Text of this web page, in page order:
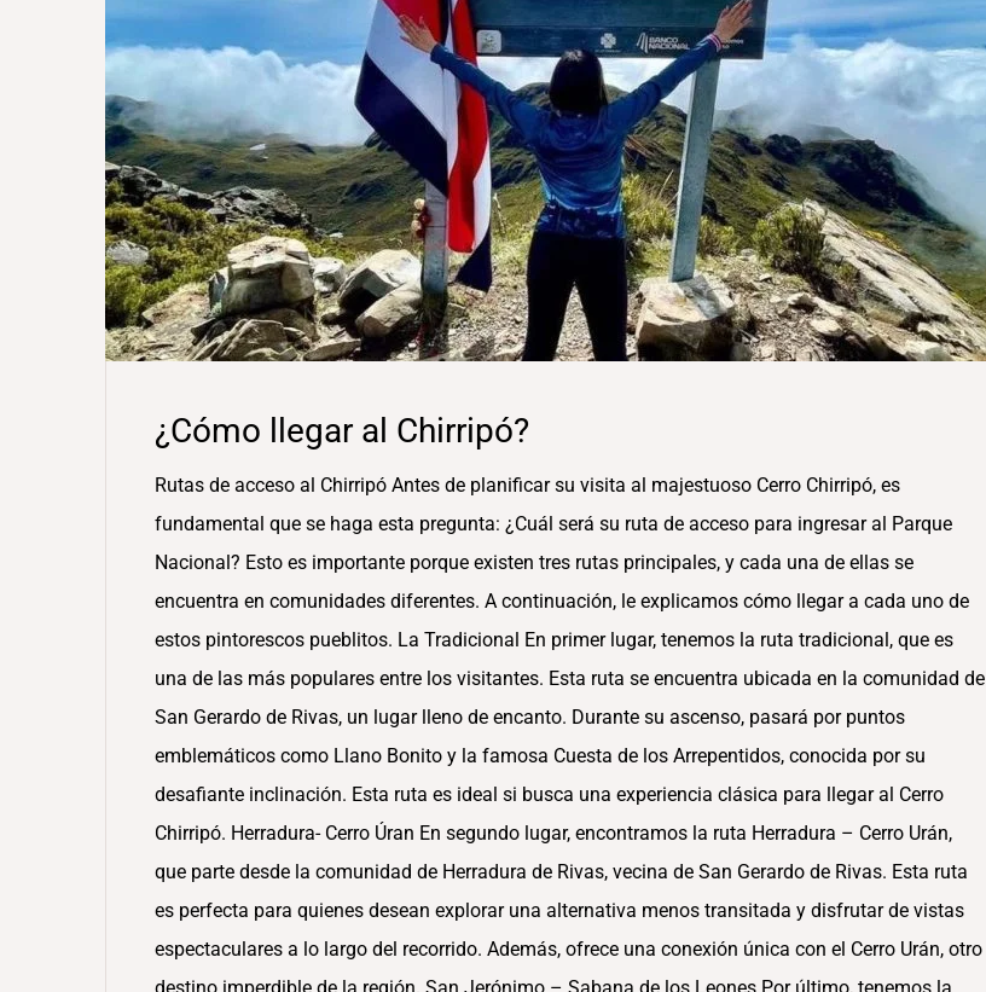
¿Cómo llegar al Chirripó?
Rutas de acceso al Chirripó Antes de planificar su visita al majestuoso Cerro Chirripó, es
fundamental que se haga esta pregunta: ¿Cuál será su ruta de acceso para ingresar al Parque
Nacional? Esto es importante porque existen tres rutas principales, y cada una de ellas se
encuentra en comunidades diferentes. A continuación, le explicamos cómo llegar a cada uno de
estos pintorescos pueblitos. La Tradicional En primer lugar, tenemos la ruta tradicional, que es
una de las más populares entre los visitantes. Esta ruta se encuentra ubicada en la comunidad de
San Gerardo de Rivas, un lugar lleno de encanto. Durante su ascenso, pasará por puntos
emblemáticos como Llano Bonito y la famosa Cuesta de los Arrepentidos, conocida por su
desafiante inclinación. Esta ruta es ideal si busca una experiencia clásica para llegar al Cerro
Chirripó. Herradura- Cerro Úran En segundo lugar, encontramos la ruta Herradura – Cerro Urán,
que parte desde la comunidad de Herradura de Rivas, vecina de San Gerardo de Rivas. Esta ruta
es perfecta para quienes desean explorar una alternativa menos transitada y disfrutar de vistas
espectaculares a lo largo del recorrido. Además, ofrece una conexión única con el Cerro Urán, otro